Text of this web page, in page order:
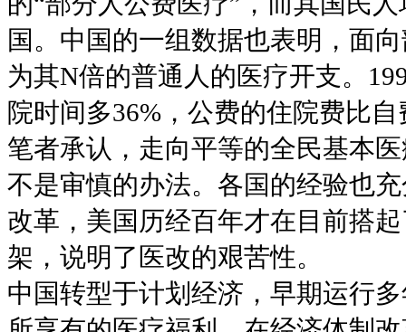
国。中国的一组数据也表明，面
为其N倍的普通人的医疗开支。
院时间多36%，公费的住院费比
笔者承认，走向平等的全民基本
不是审慎的办法。各国的经验也
改革，美国历经百年才在目前搭
架，说明了医改的艰苦性。
中国转型于计划经济，早期运行